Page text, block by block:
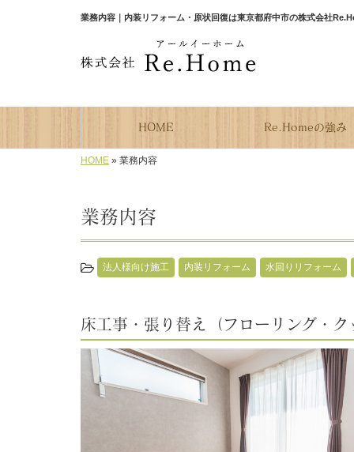
業務内容｜内装リフォーム・原状回復は東京都府中市の株式会社
HOME Re.Homeの強み
HOME » 業務内容
業務内容
法人様向け施工 内装リフォーム 水回りリフォーム
床工事・張り替え（フローリング・